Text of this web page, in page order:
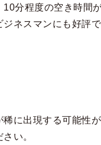
分程度の空き時間
ネスマンにも好評で
に出現する可能性が
い。